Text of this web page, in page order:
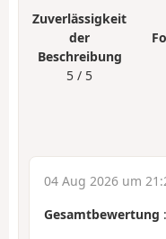
Zuverlässigkeit
der
Beschreibung
5 / 5
04 Aug 2026 um
Gesamtbewertung :